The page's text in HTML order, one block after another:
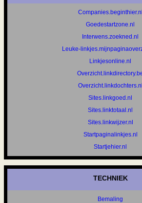
Companies.beginthier.nl
Goedestartzone.nl
Interwens.zoekned.nl
Leuke-
Linkjesonline.nl
Overzicht.linkdochters.nl
Sites.linkgoed.nl
Sites.linktotaal.nl
Sites.linkwijzer.nl
Startpaginalinkjes.nl
Startjehier.nl
TECHNIEK
Bemaling